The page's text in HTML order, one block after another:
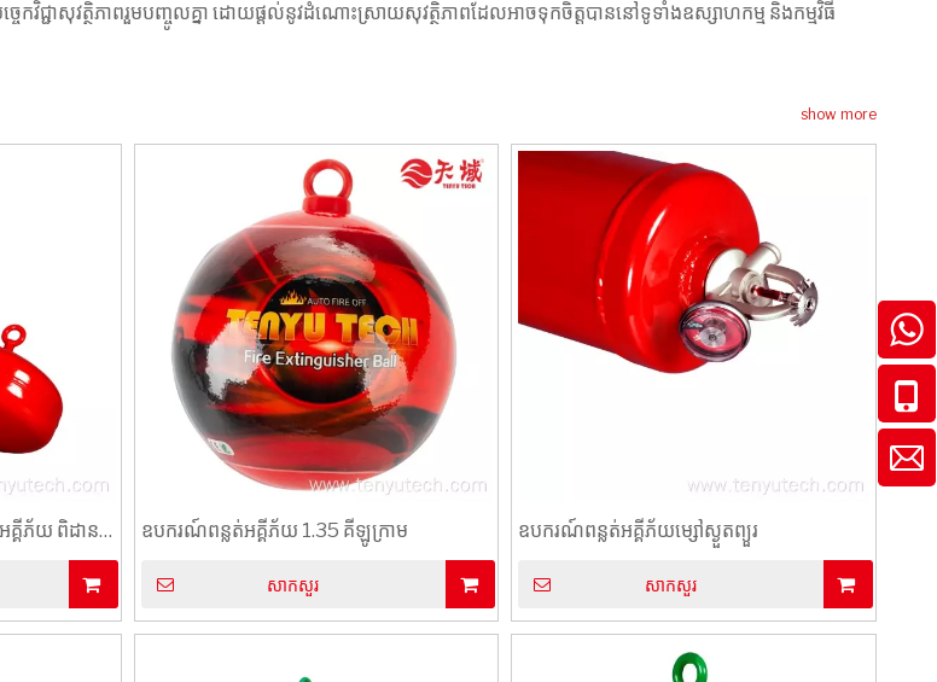
ចេកវិជ្ជាសុវត្ថិភាពរួមបញ្ចូលគ្នា ដោយផ្តល់នូវដំណោះស្រាយសុវត្ថិភាពដែលអាចទុកចិត្តបាននៅទូទាំងឧស្សាហកម្ម និងកម្មវិធី
show more
គ្គីភ័យ ពិដាន
ឧបករណ៍ពន្លត់អគ្គីភ័យ 1.35 គីឡូក្រាម
សាកសួរ
ឧបករណ៍ពន្លត់អគ្គីភ័យម្សៅស្ងួតព្យួរ
សាកសួរ